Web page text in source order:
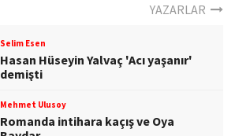
YAZARLAR
Selim Esen
Hasan Hüseyin Yalvaç 'Acı yaşanır'
demişti
Mehmet Ulusoy
Romanda intihara kaçış ve Oya